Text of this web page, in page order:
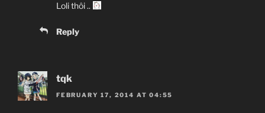
Loli thôi ..
Reply
tqk
FEBRUARY 17, 2014 AT 04:55